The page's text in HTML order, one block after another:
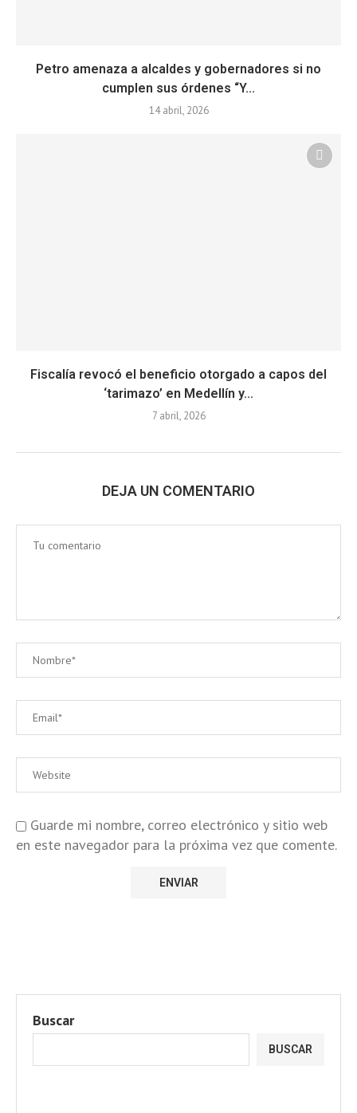
Petro amenaza a alcaldes y gobernadores si no
cumplen sus órdenes “Y...
14 abril, 2026
Fiscalía revocó el beneficio otorgado a capos del
‘tarimazo’ en Medellín y...
7 abril, 2026
DEJA UN COMENTARIO
Guarde mi nombre, correo electrónico y sitio web
en este navegador para la próxima vez que comente.
Buscar
BUSCAR